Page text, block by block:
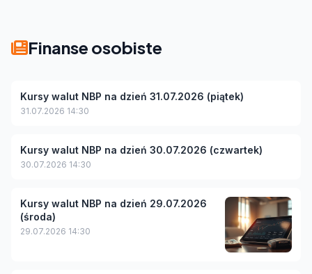
Finanse osobiste
Kursy walut NBP na dzień 31.07.2026 (piątek)
31.07.2026 14:30
Kursy walut NBP na dzień 30.07.2026 (czwartek)
30.07.2026 14:30
Kursy walut NBP na dzień 29.07.2026
(środa)
29.07.2026 14:30